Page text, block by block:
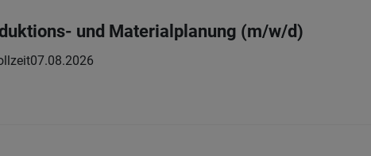
und Materialplanung (m/w/d)
07.08.2026